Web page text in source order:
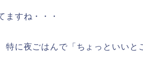
ますね・・・
特に夜ごはんで「ちょっといいと